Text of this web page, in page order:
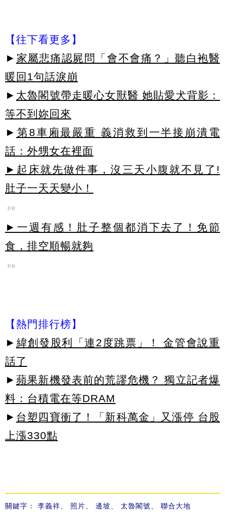
【往下看更多】
► 家屬悲痛認屍問「會不會痛？」聽白袍醫
暖回1句話淚崩
► 太魯閣號帶走暖心女獸醫 她貼愛犬背影：
等不到妳回來
► 第8車廂最嚴重 義消救到一半接崩潰電
話：外甥女在裡面
►起床就先做件事，沒三天小腹就不見了!
肚子一天天變小！
PR
►一週有感！肚子整個都消下去了！免節
食，排空順暢就夠
PR
【熱門排行榜】
► 緯創發股利「連2度跳票」！ 金管會說重
話了
► 蘋果新機發表前的荒謬危機？ 獨立記者爆
料：台積電在等DRAM
► 台塑四寶衝了！「新科萬金」又漲停 台股
上漲330點
關鍵字： 李義祥、 照片、 邊坡、 太魯閣號、 聯合大地